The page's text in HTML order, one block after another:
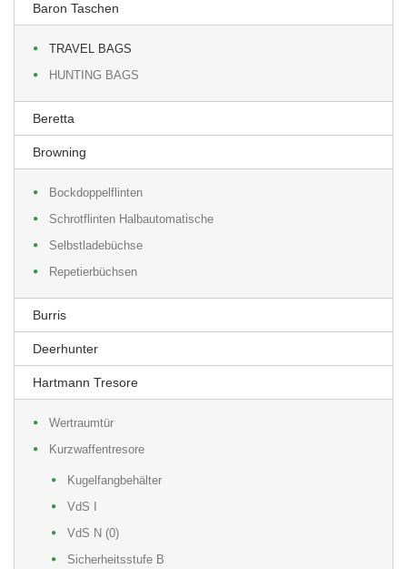
Baron Taschen
TRAVEL BAGS
HUNTING BAGS
Beretta
Browning
Bockdoppelflinten
Schrotflinten Halbautomatische
Selbstladebüchse
Repetierbüchsen
Burris
Deerhunter
Hartmann Tresore
Wertraumtür
Kurzwaffentresore
Kugelfangbehälter
VdS I
VdS N (0)
Sicherheitsstufe B